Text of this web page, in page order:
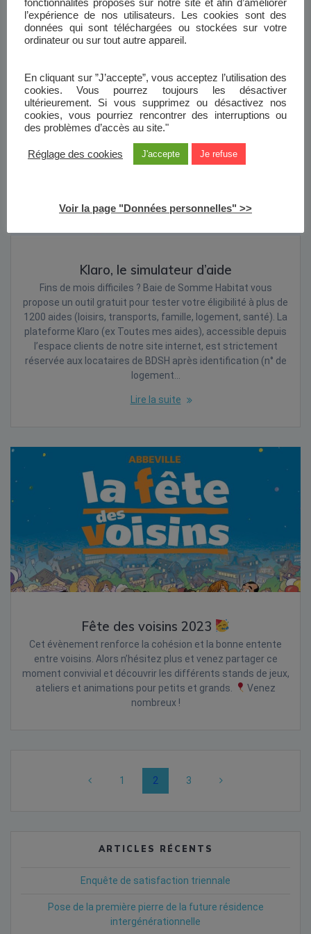
déposant pas les encombrants dans les parties communes,
les caves, en bas et/ou aux abords des immeubles. Pour…
Lire la suite
Klaro, le simulateur d’aide
Fins de mois difficiles ? Baie de Somme Habitat vous
propose un outil gratuit pour tester votre éligibilité à plus de
1200 aides (loisirs, transports, famille, logement, santé). La
plateforme Klaro (ex Toutes mes aides), accessible depuis
l’espace clients de notre site internet, est strictement
réservée aux locataires de BDSH après identification (n° de
logement…
Lire la suite
Fête des voisins 2023
Cet évènement renforce la cohésion et la bonne entente
entre voisins. Alors n’hésitez plus et venez partager ce
moment convivial et découvrir les différents stands de jeux,
ateliers et animations pour petits et grands.
Venez
nombreux !
Page
1 Page
2 Page
3
ARTICLES RÉCENTS
Enquête de satisfaction triennale
Pose de la première pierre de la future résidence
intergénérationnelle
fonctionnalités proposés sur notre site et afin d’améliorer
l’expérience de nos utilisateurs. Les cookies sont des
données qui sont téléchargées ou stockées sur votre
ordinateur ou sur tout autre appareil.
En cliquant sur ”J’accepte”, vous acceptez l’utilisation des
cookies. Vous pourrez toujours les désactiver
ultérieurement. Si vous supprimez ou désactivez nos
cookies, vous pourriez rencontrer des interruptions ou
des problèmes d’accès au site."
Réglage des cookies J'accepte Je refuse
Voir la page "Données personnelles" >>